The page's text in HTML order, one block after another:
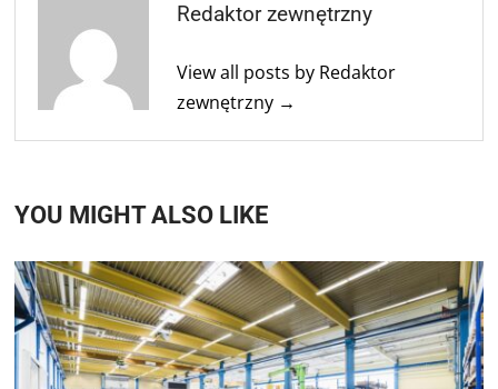
Redaktor zewnętrzny
View all posts by Redaktor
zewnętrzny →
YOU MIGHT ALSO LIKE